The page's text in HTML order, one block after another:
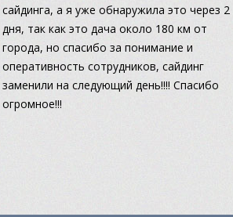
сайдинга, а я уже обнаружила это через 2
дня, так как это дача около 180 км от
города, но спасибо за понимание и
оперативность сотрудников, сайдинг
заменили на следующий день!!!! Спасибо
огромное!!!